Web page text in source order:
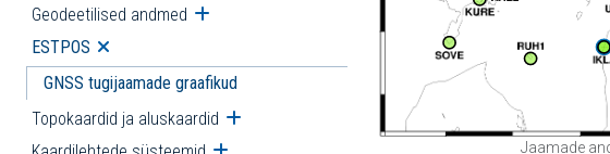
Geodeetilised andmed Ava alammenüü
ESTPOS Ava alammenüü
GNSS tugijaamade graafikud
Topokaardid ja aluskaardid Ava alammenüü
Ava alammenüü Jaamade